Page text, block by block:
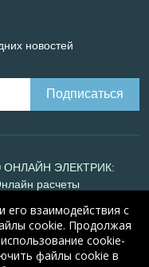
новостей
ОНЛАЙН ЭЛЕКТРИК:
расчеты
electric.ru, 2008-
А.Н. Алюнов, 2008-2026
его взаимодействия с
cookie. Продолжая
cookie-
файлы cookie в